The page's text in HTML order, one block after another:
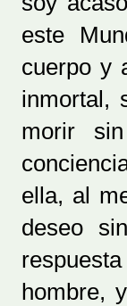
este
cuerpo y
inmortal,
morir
ella, al
deseo
hombre,